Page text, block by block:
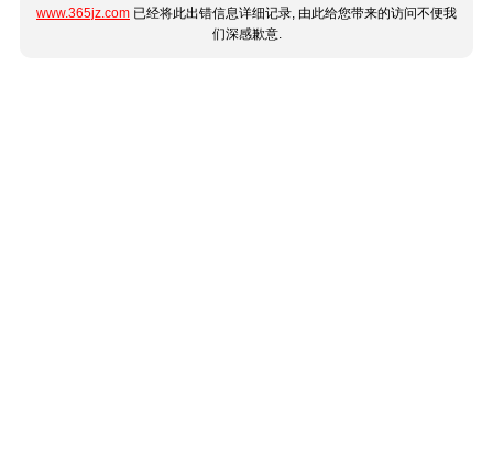
www.365jz.com 已经将此出错信息详细记录, 由此给您带来的访问不便我
们深感歉意.